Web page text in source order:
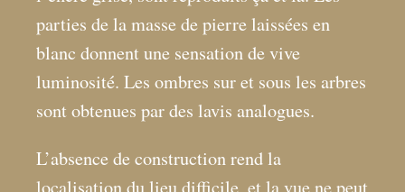
parties de la masse de pierre laissées en
blanc donnent une sensation de vive
luminosité. Les ombres sur et sous les arbres
sont obtenues par des lavis analogues.
L’absence de construction rend la
localisation du lieu difficile, et la vue ne peut